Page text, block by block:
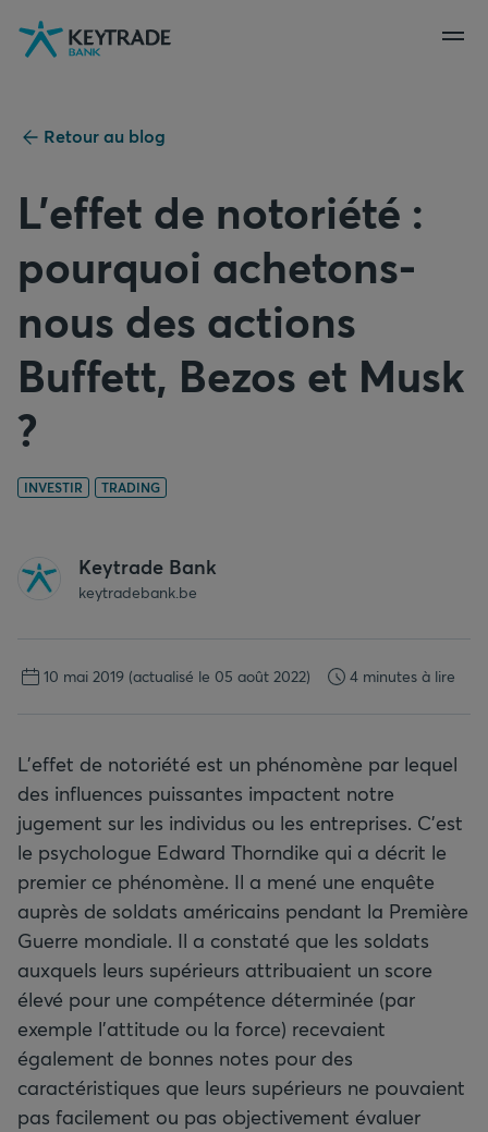
Aller
Aller
Aller
au
Retour au blog
L'effet de notoriété :
pourquoi achetons-
nous des actions
Buffett, Bezos et Musk
?
INVESTIR TRADING
Keytrade Bank
keytradebank.be
10 mai 2019 (actualisé le 05 août 2022) 4 minutes à lire
L'effet de notoriété est un phénomène par lequel
des influences puissantes impactent notre
jugement sur les individus ou les entreprises. C'est
le psychologue Edward Thorndike qui a décrit le
premier ce phénomène. Il a mené une enquête
auprès de soldats américains pendant la Première
Guerre mondiale. Il a constaté que les soldats
auxquels leurs supérieurs attribuaient un score
élevé pour une compétence déterminée (par
exemple l'attitude ou la force) recevaient
également de bonnes notes pour des
caractéristiques que leurs supérieurs ne pouvaient
pas facilement ou pas objectivement évaluer